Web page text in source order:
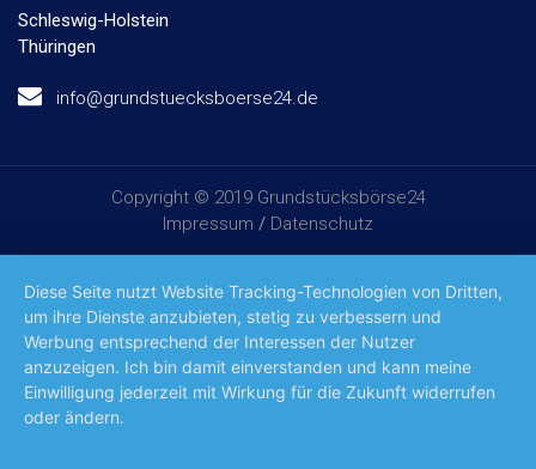
Schleswig-Holstein
Thüringen
info@grundstuecksboerse24.de
Copyright © 2019 Grundstücksbörse24
Impressum / Datenschutz
Diese Seite nutzt Website Tracking-Technologien von Dritten,
um ihre Dienste anzubieten, stetig zu verbessern und
Werbung entsprechend der Interessen der Nutzer
anzuzeigen. Ich bin damit einverstanden und kann meine
Einwilligung jederzeit mit Wirkung für die Zukunft widerrufen
oder ändern.